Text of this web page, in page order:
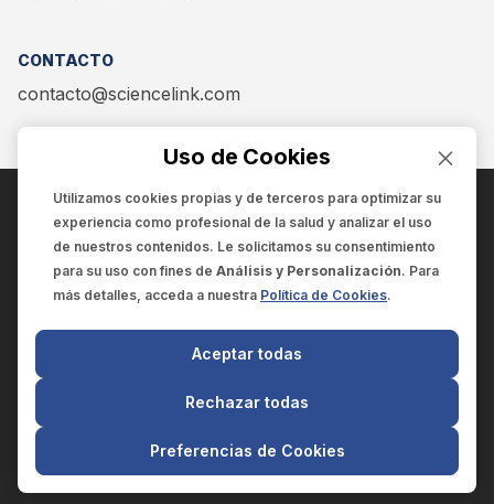
CONTACTO
contacto@sciencelink.com
ENCUÉNTRANOS EN:
SCIENCELINK
SCILINK COMUNICACIÓN CIENTÍFICA SC
El contenido y la información de este sitio web es exclusivo
para profesionales de la salud.
Uso de Cookies
Utilizamos cookies propias y de terceros para optimizar su
experiencia como profesional de la salud y analizar el uso
de nuestros contenidos. Le solicitamos su consentimiento
para su uso con fines de Análisis y Personalización. Para
más detalles, acceda a nuestra Política de Cookies.
Preferencias de Cookies
Rechazar todas
Aceptar todas